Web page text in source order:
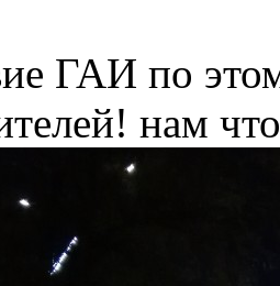
ГАИ по
нам